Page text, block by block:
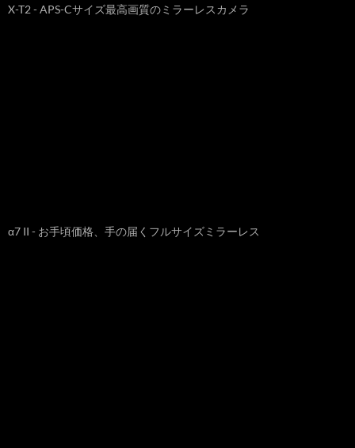
X-T2 - APS-Cサイズ最高画質のミラーレスカメラ
α7 II - お手頃価格、手の届くフルサイズミラーレス